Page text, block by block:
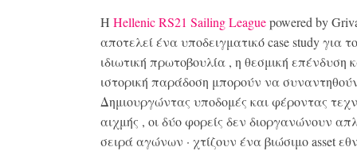
Η Hellenic RS21 Sailing Leaguepowered by
αποτελεί ένα υποδειγματικό case study για
ιδιωτική πρωτοβουλία , η θεσμική επένδυση
ιστορική παράδοση μπορούν να
Δημιουργώντας υποδομές και φέροντας
αιχμής , οι δύο φορείς δεν διοργανώνουν
σειρά αγώνων · χτίζουν ένα βιώσιμοasset